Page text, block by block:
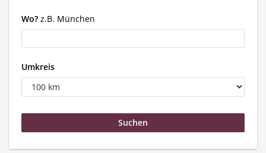
Wo? z.B. München
Umkreis